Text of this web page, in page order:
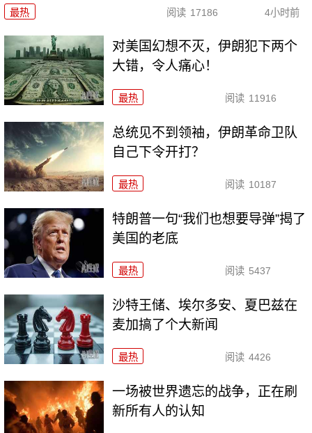
最热 阅读 17186 4小时前
对美国幻想不灭，伊朗犯下两个
大错，令人痛心！
最热 阅读 11916
总统见不到领袖，伊朗革命卫队
自己下令开打？
最热 阅读 10187
特朗普一句“我们也想要导弹”揭了
美国的老底
最热 阅读 5437
沙特王储、埃尔多安、夏巴兹在
麦加搞了个大新闻
最热 阅读 4426
一场被世界遗忘的战争，正在刷
新所有人的认知